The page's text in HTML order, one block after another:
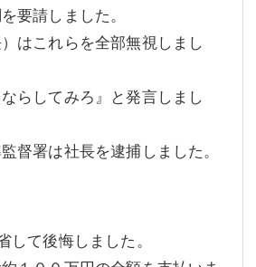
要請しました。
はこれらを全部無視しまし
らしてみろ』と発言しまし
督署は社長を逮捕しました。
して後悔しました。